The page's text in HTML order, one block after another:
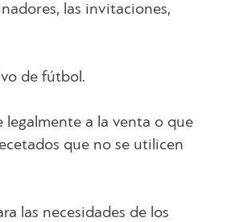
las invitaciones,
de fútbol.
a la venta o que
que no se utilicen
las necesidades de los